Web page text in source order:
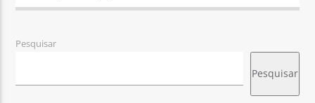
Pesquisar
Pesquisar